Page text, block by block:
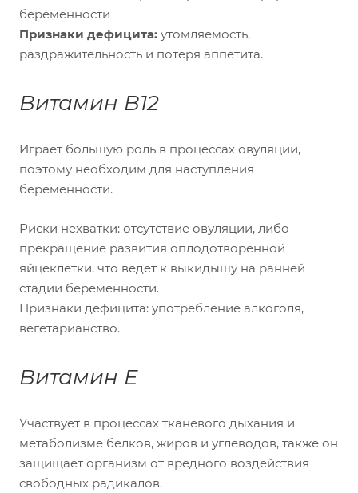
беременности
Признаки дефицита: утомляемость,
раздражительность и потеря аппетита.
Витамин В12
Играет большую роль в процессах овуляции,
поэтому необходим для наступления
беременности.
Риски нехватки: отсутствие овуляции, либо
прекращение развития оплодотворенной
яйцеклетки, что ведет к выкидышу на ранней
стадии беременности.
Признаки дефицита: употребление алкоголя,
вегетарианство.
Витамин Е
Участвует в процессах тканевого дыхания и
метаболизме белков, жиров и углеводов, также он
защищает организм от вредного воздействия
свободных радикалов.